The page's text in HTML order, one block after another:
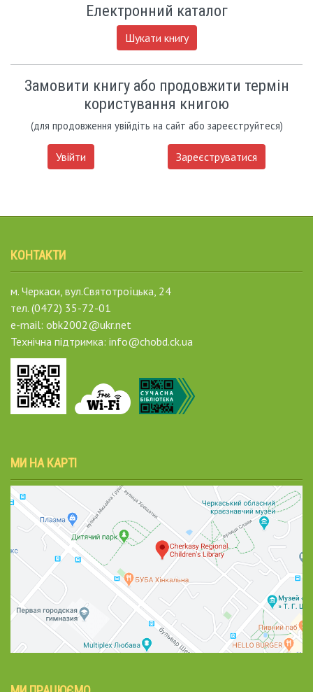
Електронний каталог
Шукати книгу
Замовити книгу або продовжити термін
користування книгою
(для продовження увійдіть на сайт або зареєструйтеся)
Увійти Зареєструватися
КОНТАКТИ
м. Черкаси, вул.Святотроїцька, 24
тел. (0472) 35-72-01
e-mail: obk2002@ukr.net
Технічна підтримка: info@chobd.ck.ua
МИ НА КАРТІ